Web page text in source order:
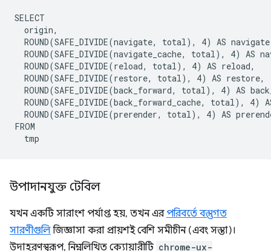
SELECT
  origin,
ROUND(SAFE_DIVIDE(navigate, total), 4) AS
ROUND(SAFE_DIVIDE(navigate_cache, total), 4) AS
  ROUND(SAFE_DIVIDE(reload, total), 4) AS reload,
  ROUND(SAFE_DIVIDE(restore, total), 4) AS restore,
ROUND(SAFE_DIVIDE(back_forward, total), 4) AS
ROUND(SAFE_DIVIDE(back_forward_cache, total), 4)
ROUND(SAFE_DIVIDE(prerender, total), 4) AS
FROM
উপাদানযুক্ত টেবিল
যখন একটি সারাংশ পর্যাপ্ত হয়, তখন এরপরিবর্তে বস্তুগত
সারণীগুলিজিজ্ঞাসা করা প্রায়শই বেশি সমীচীন (এবং সস্তা)।
উদাহরণস্বরূপ, নিম্নলিখিত ক্যোয়ারীটি chrome-ux-